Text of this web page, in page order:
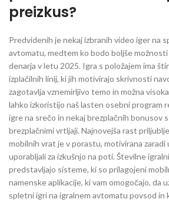
preizkus?
Predvidenih je nekaj izbranih video iger na
avtomatu, medtem ko bodo boljše
denarja v letu 2025. Igra s položajem ima
izplačilnih linij, ki jih motivirajo skrivnosti
zagotavlja vznemirljivo temo in možna
lahko izkoristijo naš lasten osebni program
igre na srečo in nekaj brezplačnih bonusov
brezplačnimi vrtljaji. Najnovejša rast
mobilnih vrat je v porastu, motivirana zaradi
uporabljali za izkušnjo na poti. Številne
predstavljajo sisteme, ki so prilagojeni
namenske aplikacije, ki vam omogočajo, da
spletni igri na igralnem avtomatu povsod in